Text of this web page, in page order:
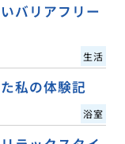
バリアフリー
生活
私の体験記
浴室